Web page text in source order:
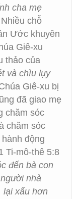
cha mẹ
chỗ
Ước khuyên
Giê-xu
thảo của
và chìu lụy
Giê-xu bị
đã giao mẹ
chăm sóc
chăm sóc
động
Ti-mô-thê 5:8
đến bà con
nhà
lại xấu hơn